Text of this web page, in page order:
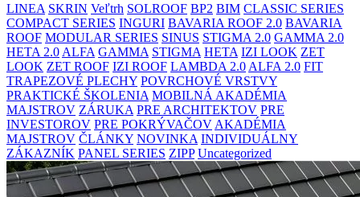
LINEA SKRIN Veľtrh SOLROOF BP2 BIM CLASSIC SERIES
COMPACT SERIES INGURI BAVARIA ROOF 2.0 BAVARIA
ROOF MODULAR SERIES SINUS STIGMA 2.0 GAMMA 2.0
HETA 2.0 ALFA GAMMA STIGMA HETA IZI LOOK ZET
LOOK ZET ROOF IZI ROOF LAMBDA 2.0 ALFA 2.0 FIT
TRAPEZOVÉ PLECHY POVRCHOVÉ VRSTVY
PRAKTICKÉ ŠKOLENIA MOBILNÁ AKADÉMIA
MAJSTROV ZÁRUKA PRE ARCHITEKTOV PRE
INVESTOROV PRE POKRÝVAČOV AKADÉMIA
MAJSTROV ČLÁNKY NOVINKA INDIVIDUÁLNY
ZÁKAZNÍK PANEL SERIES ZIPP Uncategorized